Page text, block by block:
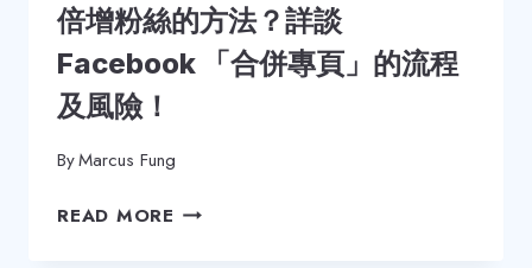
倍增粉絲的方法？詳談
Facebook 「合併專頁」的流程
及風險！
ByMarcus Fung
READ MORE 倍